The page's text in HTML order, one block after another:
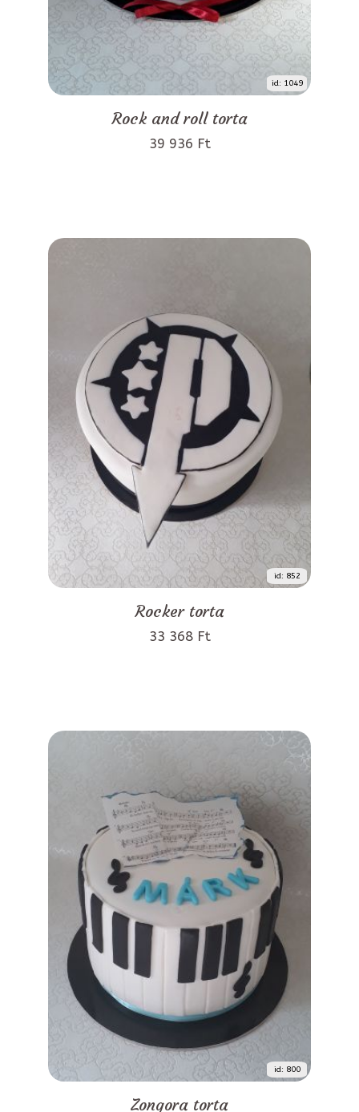
id: 1049
Rock and roll torta
39 936 Ft
id: 852
Rocker torta
33 368 Ft
id: 800
Zongora torta